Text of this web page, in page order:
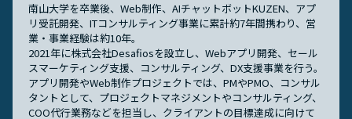
南山大学を卒業後、Web制作、AIチャットボットKUZEN、アプ
リ受託開発、ITコンサルティング事業に累計約7年間携わり、営
業・事業経験は約10年。
2021年に株式会社Desafiosを設立し、Webアプリ開発、セール
スマーケティング支援、コンサルティング、DX支援事業を行う。
アプリ開発やWeb制作プロジェクトでは、PMやPMO、コンサル
タントとして、プロジェクトマネジメントやコンサルティング、
COO代行業務などを担当し、クライアントの目標達成に向けて